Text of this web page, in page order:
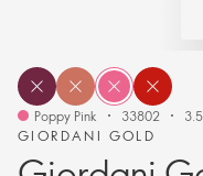
GIORDANI GOLD
Poppy Pink 33802